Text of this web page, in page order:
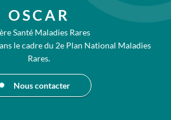
OSCAR
Santé Maladies Rares
le cadre du 2e Plan National Maladies
Rares.
Nous contacter